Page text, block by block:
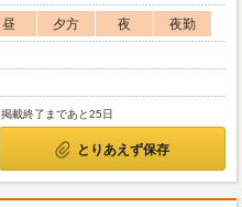
昼 夕方 夜
夜勤
掲載終了まであと25日
とりあえず保存